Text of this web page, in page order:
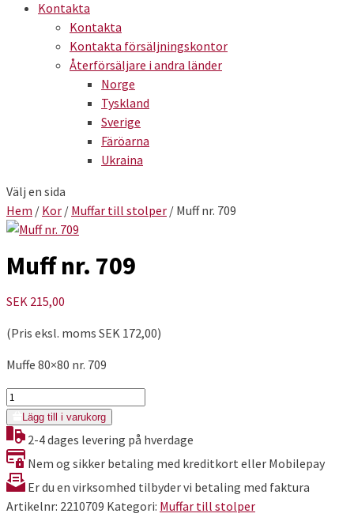
Kontakta
Kontakta
Kontakta försäljningskontor
Återförsäljare i andra länder
Norge
Tyskland
Sverige
Färöarna
Ukraina
Välj en sida
Hem / Kor / Muffar till stolper / Muff nr. 709
Muff nr. 709
SEK 215,00
(Pris eksl. moms SEK 172,00)
Muffe 80×80 nr. 709
Muff
nr.
709
mängd
Lägg till i varukorg
2-4 dages levering på hverdage
Nem og sikker betaling med kreditkort eller Mobilepay
Er du en virksomhed tilbyder vi betaling med faktura
Artikelnr: 2210709 Kategori: Muffar till stolper